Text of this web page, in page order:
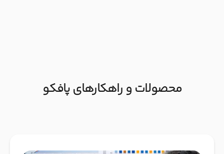
محصولات و راهکارهای پافکو